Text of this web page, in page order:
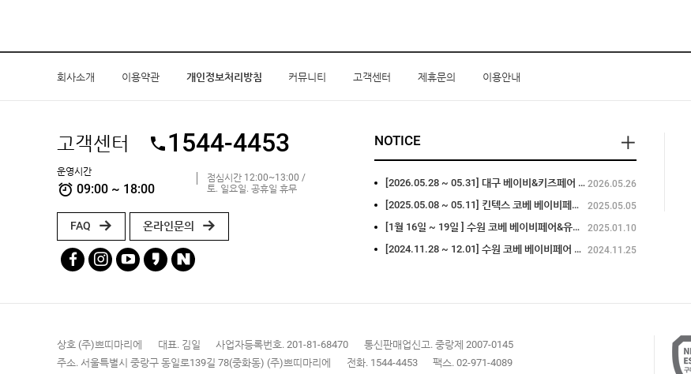
회사소개 이용약관 개인정보처리방침 커뮤니티 고객센터 제휴문의 이용안내
고객센터 1544-4453
운영시간
09:00 ~ 18:00
점심시간 12:00~13:00 /
토. 일요일. 공휴일 휴무
FAQ 온라인문의
NOTICE
[2026.05.28 ~ 05.31] 대구 베이비&키즈페어 참가 2026.05.26
[2025.05.08 ~ 05.11] 킨텍스 코베 베이비페어 참가 2025.05.05
[1월 16일 ~ 19일 ] 수원 코베 베이비페어&유아교육용품전 참가 2025.01.10
[2024.11.28 ~ 12.01] 수원 코베 베이비페어 참가 2024.11.25
상호 (주)쁘띠마리에 대표. 김일 사업자등록번호. 201-81-68470
통신판매업신고. 중랑제 2007-0145
주소. 서울특별시 중랑구 동일로139길 78(중화동) (주)쁘띠마리에
전화. 1544-4453 팩스. 02-971-4089